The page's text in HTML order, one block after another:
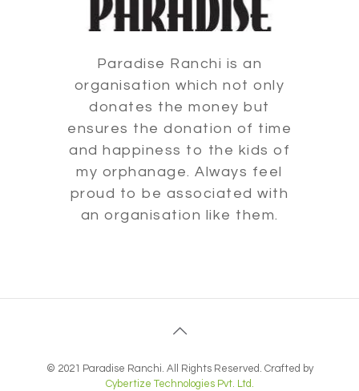
Paradise Ranchi is an
organisation which not only
donates the money but
ensures the donation of time
and happiness to the kids of
my orphanage. Always feel
proud to be associated with
an organisation like them.
© 2021 Paradise Ranchi. All Rights Reserved. Crafted by
Cybertize Technologies Pvt. Ltd.